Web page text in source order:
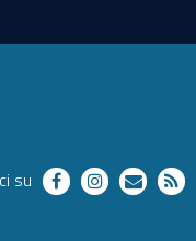
su facebookinstagram
richieste
RSS